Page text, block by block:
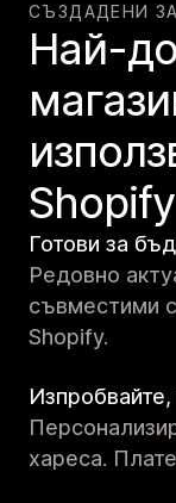
СЪЗДАДЕНИ
Най-
Shopify
Готови за
Редовно
съвместими
Shopify.
хареса.